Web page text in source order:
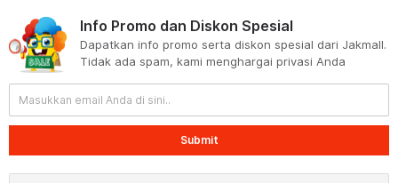
Info Promo dan Diskon Spesial
Dapatkan info promo serta diskon spesial dari Jakmall.
Tidak ada spam, kami menghargai privasi Anda
Submit